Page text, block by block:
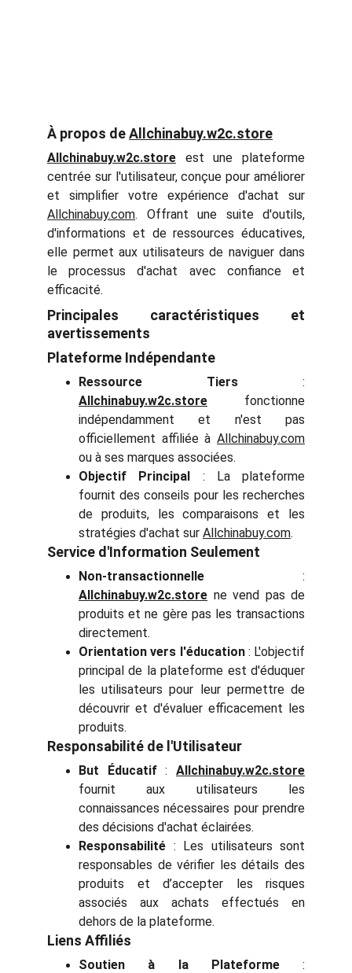
À propos deAllchinabuy.w2c.store
Allchinabuy.w2c.store est une plateforme
centrée sur l'utilisateur, conçue pour améliorer
et simplifier votre expérience d'achat sur
Allchinabuy.com. Offrant une suite d'outils,
d'informations et de ressources éducatives,
elle permet aux utilisateurs de naviguer dans
le processus d'achat avec confiance et
efficacité.
Principales caractéristiques et
avertissements
Plateforme Indépendante
Ressource Tiers :
Allchinabuy.w2c.store fonctionne
indépendamment et n'est pas
officiellement affiliée à Allchinabuy.com
ou à ses marques associées.
Objectif Principal : La plateforme
fournit des conseils pour les recherches
de produits, les comparaisons et les
stratégies d'achat sur Allchinabuy.com.
Service d'Information Seulement
Non-transactionnelle :
Allchinabuy.w2c.store ne vend pas de
produits et ne gère pas les transactions
directement.
Orientation vers l'éducation: L'objectif
principal de la plateforme est d'éduquer
les utilisateurs pour leur permettre de
découvrir et d'évaluer efficacement les
produits.
Responsabilité de l'Utilisateur
But Éducatif:Allchinabuy.w2c.store
fournit aux utilisateurs les
connaissances nécessaires pour prendre
des décisions d'achat éclairées.
Responsabilité : Les utilisateurs sont
responsables de vérifier les détails des
produits et d’accepter les risques
associés aux achats effectués en
dehors de la plateforme.
Liens Affiliés
Soutien à la Plateforme: